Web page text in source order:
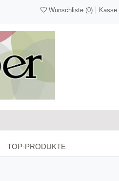
Wunschliste (0) Kasse
TOP-PRODUKTE